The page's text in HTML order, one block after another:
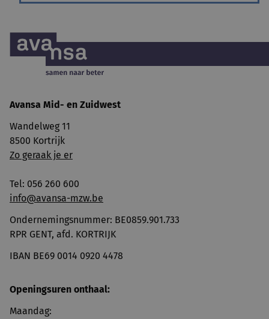
Avansa Mid- en Zuidwest
Wandelweg 11
8500 Kortrijk
Zo geraak je er
Tel: 056 260 600
info@avansa-mzw.be
Ondernemingsnummer: BE0859.901.733
RPR GENT, afd. KORTRIJK
IBAN BE69 0014 0920 4478
Openingsuren onthaal:
Maandag: